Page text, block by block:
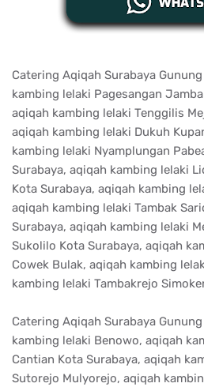
Catering Aqiqah Surabaya
kambing lelaki Pagesangan
aqiqah kambing lelaki Tenggilis
aqiqah kambing lelaki Dukuh
kambing lelaki Nyamplungan
Surabaya, aqiqah kambing lelaki
Kota Surabaya, aqiqah kambing
aqiqah kambing lelaki Tambak
Surabaya, aqiqah kambing lelaki
Sukolilo Kota Surabaya, aqiqah
Cowek Bulak, aqiqah kambing
kambing lelaki Tambakrejo
Catering Aqiqah Surabaya
kambing lelaki Benowo, aqiqah
Cantian Kota Surabaya, aqiqah
Sutorejo Mulyorejo, aqiqah